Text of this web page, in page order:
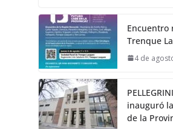
Encuentro
Trenque
4 de
inauguró
de la